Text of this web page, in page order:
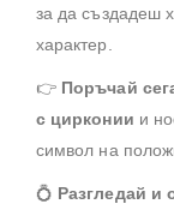
за да създадеш
характер.
👉 Поръчай
с цирконии и
символ на
💍 Разгледай и